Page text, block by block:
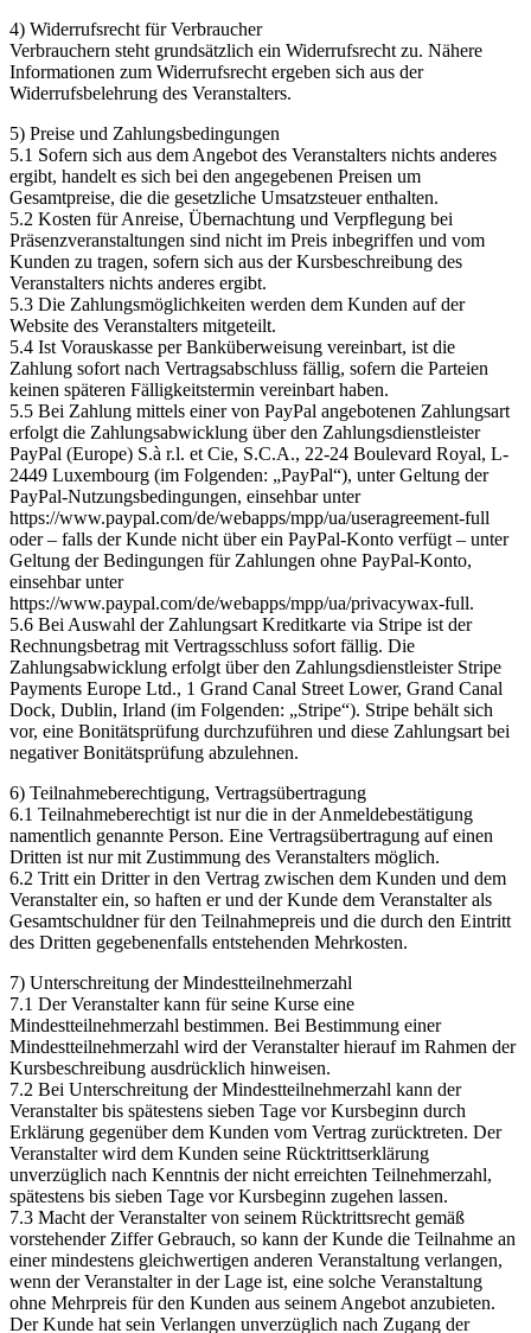
4) Widerrufsrecht für Verbraucher
Verbrauchern steht grundsätzlich ein Widerrufsrecht zu. Nähere
Informationen zum Widerrufsrecht ergeben sich aus der
Widerrufsbelehrung des Veranstalters.
5) Preise und Zahlungsbedingungen
5.1 Sofern sich aus dem Angebot des Veranstalters nichts anderes
ergibt, handelt es sich bei den angegebenen Preisen um
Gesamtpreise, die die gesetzliche Umsatzsteuer enthalten.
5.2 Kosten für Anreise, Übernachtung und Verpflegung bei
Präsenzveranstaltungen sind nicht im Preis inbegriffen und vom
Kunden zu tragen, sofern sich aus der Kursbeschreibung des
Veranstalters nichts anderes ergibt.
5.3 Die Zahlungsmöglichkeiten werden dem Kunden auf der
Website des Veranstalters mitgeteilt.
5.4 Ist Vorauskasse per Banküberweisung vereinbart, ist die
Zahlung sofort nach Vertragsabschluss fällig, sofern die Parteien
keinen späteren Fälligkeitstermin vereinbart haben.
5.5 Bei Zahlung mittels einer von PayPal angebotenen Zahlungsart
erfolgt die Zahlungsabwicklung über den Zahlungsdienstleister
PayPal (Europe) S.à r.l. et Cie, S.C.A., 22-24 Boulevard Royal, L-
2449 Luxembourg (im Folgenden: „PayPal“), unter Geltung der
PayPal-Nutzungsbedingungen, einsehbar unter
https://www.paypal.com/de/webapps/mpp/ua/useragreement-full
oder – falls der Kunde nicht über ein PayPal-Konto verfügt – unter
Geltung der Bedingungen für Zahlungen ohne PayPal-Konto,
einsehbar unter
https://www.paypal.com/de/webapps/mpp/ua/privacywax-full.
5.6 Bei Auswahl der Zahlungsart Kreditkarte via Stripe ist der
Rechnungsbetrag mit Vertragsschluss sofort fällig. Die
Zahlungsabwicklung erfolgt über den Zahlungsdienstleister Stripe
Payments Europe Ltd., 1 Grand Canal Street Lower, Grand Canal
Dock, Dublin, Irland (im Folgenden: „Stripe“). Stripe behält sich
vor, eine Bonitätsprüfung durchzuführen und diese Zahlungsart bei
negativer Bonitätsprüfung abzulehnen.
6) Teilnahmeberechtigung, Vertragsübertragung
6.1 Teilnahmeberechtigt ist nur die in der Anmeldebestätigung
namentlich genannte Person. Eine Vertragsübertragung auf einen
Dritten ist nur mit Zustimmung des Veranstalters möglich.
6.2 Tritt ein Dritter in den Vertrag zwischen dem Kunden und dem
Veranstalter ein, so haften er und der Kunde dem Veranstalter als
Gesamtschuldner für den Teilnahmepreis und die durch den Eintritt
des Dritten gegebenenfalls entstehenden Mehrkosten.
7) Unterschreitung der Mindestteilnehmerzahl
7.1 Der Veranstalter kann für seine Kurse eine
Mindestteilnehmerzahl bestimmen. Bei Bestimmung einer
Mindestteilnehmerzahl wird der Veranstalter hierauf im Rahmen der
Kursbeschreibung ausdrücklich hinweisen.
7.2 Bei Unterschreitung der Mindestteilnehmerzahl kann der
Veranstalter bis spätestens sieben Tage vor Kursbeginn durch
Erklärung gegenüber dem Kunden vom Vertrag zurücktreten. Der
Veranstalter wird dem Kunden seine Rücktrittserklärung
unverzüglich nach Kenntnis der nicht erreichten Teilnehmerzahl,
spätestens bis sieben Tage vor Kursbeginn zugehen lassen.
7.3 Macht der Veranstalter von seinem Rücktrittsrecht gemäß
vorstehender Ziffer Gebrauch, so kann der Kunde die Teilnahme an
einer mindestens gleichwertigen anderen Veranstaltung verlangen,
wenn der Veranstalter in der Lage ist, eine solche Veranstaltung
ohne Mehrpreis für den Kunden aus seinem Angebot anzubieten.
Der Kunde hat sein Verlangen unverzüglich nach Zugang der